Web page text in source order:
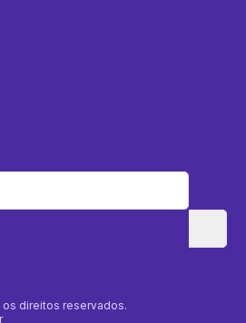
os direitos reservados.